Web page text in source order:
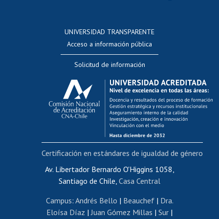
Evaluación docente
Calificación académica
Postulación al AUCAI
Funcionarias/os
Cursos internos de capacitación
Bienestar del personal
Portal de movilidad interna
Certificado de renta
Certificado de renta honorarios
Editar páginas blancas
UNIVERSIDAD TRANSPARENTE
Acceso a información pública
Solicitud de información
Av. Libertador Bernardo O'Higgins 1058,
Santiago de Chile, Casa Central
Campus: Andrés Bello | Beauchef| Dra.
Eloísa Díaz |Juan Gómez Millas | Sur |
Certificación en estándares de igualdad de género